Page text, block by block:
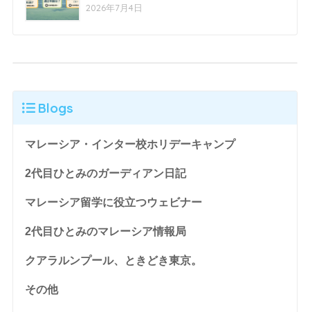
2026年7月4日
Blogs
マレーシア・インター校ホリデーキャンプ
2代目ひとみのガーディアン日記
マレーシア留学に役立つウェビナー
2代目ひとみのマレーシア情報局
クアラルンプール、ときどき東京。
その他